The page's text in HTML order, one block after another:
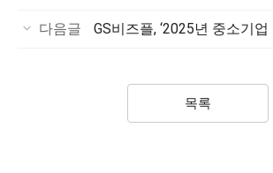
다음글
목록